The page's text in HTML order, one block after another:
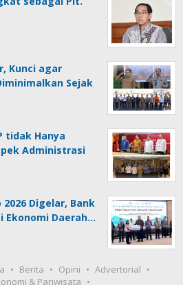
Kunci agar
Sejak
tidak Hanya
Administrasi
2026 Digelar, Bank
Ekonomi Daerah…
Berita Opini
Advertorial
& Pariwisata